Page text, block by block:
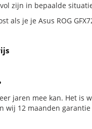
zijn in bepaalde
je je Asus ROG
jaren mee kan. Het is
12 maanden